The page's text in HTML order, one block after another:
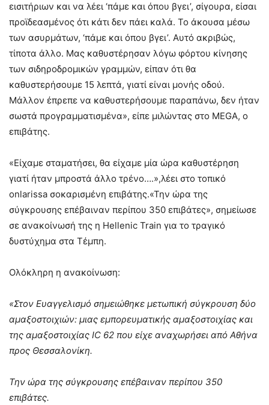
εισιτήριων και να λέει ‘πάμε και όπου βγει’, σίγουρα, είσαι
προϊδεασμένος ότι κάτι δεν πάει καλά. Το άκουσα μέσω
των ασυρμάτων, ‘πάμε και όπου βγει’. Αυτό ακριβώς,
τίποτα άλλο. Μας καθυστέρησαν λόγω φόρτου κίνησης
των σιδηροδρομικών γραμμών, είπαν ότι θα
καθυστερήσουμε 15 λεπτά, γιατί είναι μονής οδού.
Μάλλον έπρεπε να καθυστερήσουμε παραπάνω, δεν ήταν
σωστά προγραμματισμένα», είπε μιλώντας στο MEGA, ο
επιβάτης.
«Eίχαμε σταματήσει, θα είχαμε μία ώρα καθυστέρηση
γιατί ήταν μπροστά άλλο τρένο….»,λέει στο τοπικό
onlarissa σοκαρισμένη επιβάτης.«Την ώρα της
σύγκρουσης επέβαιναν περίπου 350 επιβάτες», σημείωσε
σε ανακοίνωσή της η Hellenic Train για το τραγικό
δυστύχημα στα Τέμπη.
Ολόκληρη η ανακοίνωση:
«Στον Ευαγγελισμό σημειώθηκε μετωπική σύγκρουση δύο
αμαξοστοιχιών: μιας εμπορευματικής αμαξοστοιχίας και
της αμαξοστοιχίας IC 62 που είχε αναχωρήσει από Αθήνα
προς Θεσσαλονίκη.
Την ώρα της σύγκρουσης επέβαιναν περίπου 350
επιβάτες.